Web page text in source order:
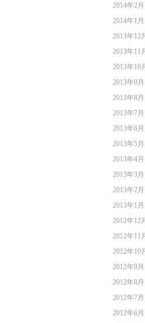
2014年2月
2014年1月
2013年12
2013年11
2013年10
2013年9月
2013年8月
2013年7月
2013年6月
2013年5月
2013年4月
2013年3月
2013年2月
2013年1月
2012年12
2012年11
2012年10
2012年9月
2012年8月
2012年7月
2012年6月